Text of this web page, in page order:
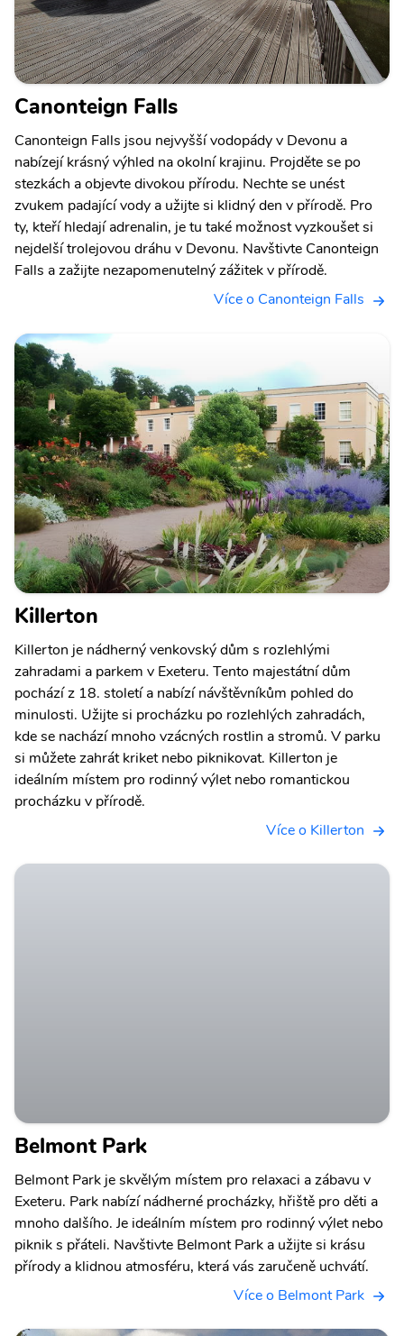
Canonteign Falls
Canonteign Falls jsou nejvyšší vodopády v Devonu a
nabízejí krásný výhled na okolní krajinu. Projděte se po
stezkách a objevte divokou přírodu. Nechte se unést
zvukem padající vody a užijte si klidný den v přírodě. Pro
ty, kteří hledají adrenalin, je tu také možnost vyzkoušet si
nejdelší trolejovou dráhu v Devonu. Navštivte Canonteign
Falls a zažijte nezapomenutelný zážitek v přírodě.
Více o Canonteign Falls
Killerton
Killerton je nádherný venkovský dům s rozlehlými
zahradami a parkem v Exeteru. Tento majestátní dům
pochází z 18. století a nabízí návštěvníkům pohled do
minulosti. Užijte si procházku po rozlehlých zahradách,
kde se nachází mnoho vzácných rostlin a stromů. V parku
si můžete zahrát kriket nebo piknikovat. Killerton je
ideálním místem pro rodinný výlet nebo romantickou
procházku v přírodě.
Více o Killerton
Belmont Park
Belmont Park je skvělým místem pro relaxaci a zábavu v
Exeteru. Park nabízí nádherné procházky, hřiště pro děti a
mnoho dalšího. Je ideálním místem pro rodinný výlet nebo
piknik s přáteli. Navštivte Belmont Park a užijte si krásu
přírody a klidnou atmosféru, která vás zaručeně uchvátí.
Více o Belmont Park